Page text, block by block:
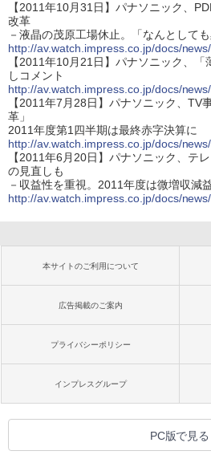
【2011年10月31日】パナソニック、
改革
－液晶の茂原工場休止。「なんとしても
http://av.watch.impress.co.jp/docs/
【2011年10月21日】パナソニック、
しコメント
http://av.watch.impress.co.jp/docs/
【2011年7月28日】パナソニック、TV
革」
2011年度第1四半期は最終赤字決算に
http://av.watch.impress.co.jp/docs/
【2011年6月20日】パナソニック、テ
の見直しも
－収益性を重視。2011年度は微増収減
http://av.watch.impress.co.jp/docs/
本サイトのご利用について
広告掲載のご案内
プライバシーポリシー
インプレスグループ
PC版で見る